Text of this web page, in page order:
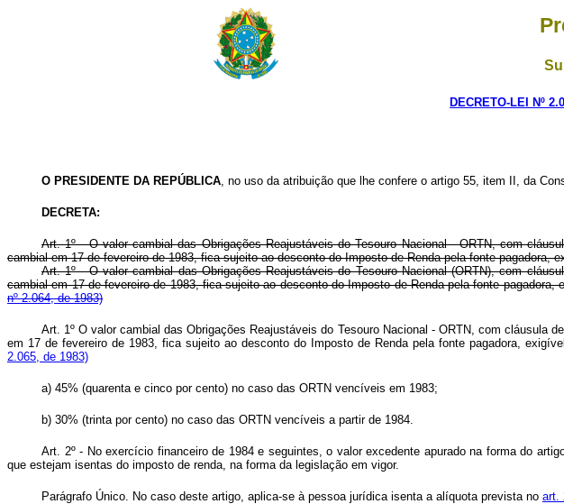
DECRETO-LEI Nº
O PRESIDENTE DA REPÚBLICA, no uso da atribuição que lhe confere o artigo 55, item II, da
DECRETA:
Art. 1º - O valor cambial das Obrigações Reajustáveis do Tesouro Nacional - ORTN, com
cambial em 17 de fevereiro de 1983, fica sujeito ao desconto do Imposto de Renda pela fonte
Art. 1º - O valor cambial das Obrigações Reajustáveis do Tesouro Nacional (ORTN), com
cambial em 17 de fevereiro de 1983, fica sujeito ao desconto do Imposto de Renda pela fonte
nº 2.064, de 1983)
Art. 1º O valor cambial das Obrigações Reajustáveis do Tesouro Nacional - ORTN, com cláusula
em 17 de fevereiro de 1983, fica sujeito ao desconto do Imposto de Renda pela fonte pagadora,
2.065, de 1983)
a) 45% (quarenta e cinco por cento) no caso das ORTN vencíveis em 1983;
b) 30% (trinta por cento) no caso das ORTN vencíveis a partir de 1984.
Art. 2º - No exercício financeiro de 1984 e seguintes, o valor excedente apurado na forma do
que estejam isentas do imposto de renda, na forma da legislação em vigor.
Parágrafo Único. No caso deste artigo, aplica-se à pessoa jurídica isenta a alíquota prevista no art.